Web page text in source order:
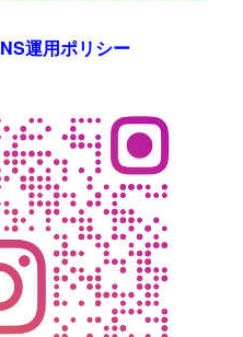
運用ポリシー